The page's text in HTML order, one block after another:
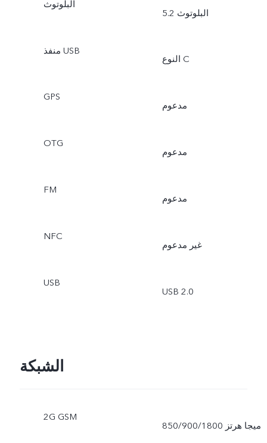
البلوتوث
البلوتوث 5.2
منفذ USB
النوع C
GPS
مدعوم
OTG
مدعوم
FM
مدعوم
NFC
غير مدعوم
USB
USB 2.0
الشبكة
2G GSM
850/900/1800 ميجا هرتز